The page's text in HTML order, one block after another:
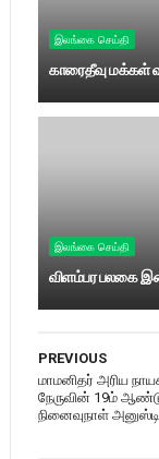
இலங்கை செய்தி
காரைதீவு மக்கள்
இலங்கை செய்தி
விளம்பர பலகை
PREVIOUS
மாமனிதர் அரிய
நேருவின் 19ம்
நினைவுநாள்